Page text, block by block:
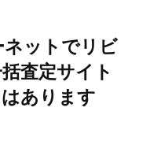
ットでリビ
査定サイト
あります